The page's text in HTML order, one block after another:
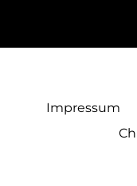
Impressum